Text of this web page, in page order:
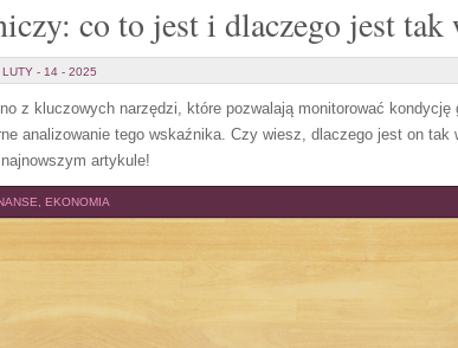
co to jest i dlaczego jest tak
LUTY - 14 - 2025
z kluczowych narzędzi, które pozwalają monitorować kondycję
analizowanie tego wskaźnika. Czy wiesz, dlaczego jest on tak
artykule!
EKONOMIA